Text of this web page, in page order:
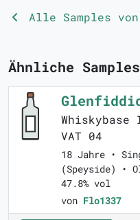
Alle Samples
Ähnliche
Whiskybase
VAT 04
18 Jahre •
(Speyside) •
47.8% vol
von Flo1337